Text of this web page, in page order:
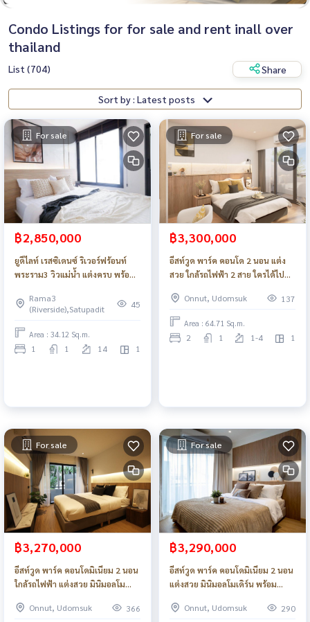
Condo Listings for for sale and rent inall over
thailand
List (704) Share
Sort by : Latest posts
For sale
฿2,850,000
ยูดีไลท์ เรสซิเดนซ์ ริเวอร์ฟร้อนท์
พระราม3 วิวแม่น้ำ แต่งครบ พร้อม
Rama3
(Riverside),Satupadit
45
Area : 34.12 Sq.m.
1 1 14 1
For sale
฿3,300,000
อีสท์วูด พาร์ค คอนโด 2 นอน แต่ง
สวย ใกล้รถไฟฟ้า 2 สาย ใครได้ไปคุ้ม
Onnut, Udomsuk
137
Area : 64.71 Sq.m.
2 1 1-4 1
For sale
฿3,270,000
อีสท์วูด พาร์ค คอนโดมิเนียม 2 นอน
ใกล้รถไฟฟ้า แต่งสวย มินิมอลโม
Onnut, Udomsuk
366
For sale
฿3,290,000
อีสท์วูด พาร์ค คอนโดมิเนียม 2 นอน
แต่งสวย มินิมอลโมเดิร์น พร้อม
Onnut, Udomsuk
290